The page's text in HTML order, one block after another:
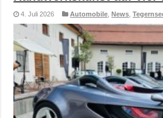
4. Juli 2026 Automobile ,News ,